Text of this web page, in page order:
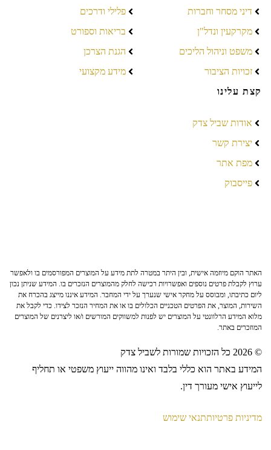
דיני מסחר וחברות
מקרקעין ונדל"ן
משפט וניהול הליכים
זכויות הציבור
פלילי ודרכים
בריאות וספורט
הגנת הצרכן
מידע מקצועי
קצת עלינו
אודות שביל צדק
יצירת קשר
מפת אתר
פייסבוק
האתר הוקם מיוזמה אישית, ובין היתר במטרה לתת מידע על המוצרים המפורסמים בו ולאפשר
ערוץ לקבלת פרטים נוספים ואפשרויות רכישה לחלק מהמוצרים הנזכרים בו. המידע שניתן נכון
ליום כתיבתו, ומבוסס על מחקר אישי שנערך על ידי המחבר. המידע איננו מייצג בהכרח את
השירות, המוצר, את הפרטים הטכניים הכלולים בו או את המחיר הנזכר לצידו. כדי לקבל את
מלוא המידע הרלוונטי על המוצרים יש לפנות למשווקים המורשים ו/או ליצרנים של המוצרים
המוזכרים באתר.
© 2026 כל הזכויות שמורות לשביל צדק
המידע באתר הוא כללי בלבד ואינו מהווה ייעוץ משפטי או תחליף
לייעוץ אישי מעורך דין.
מדיניות פרטיותתנאי שימוש